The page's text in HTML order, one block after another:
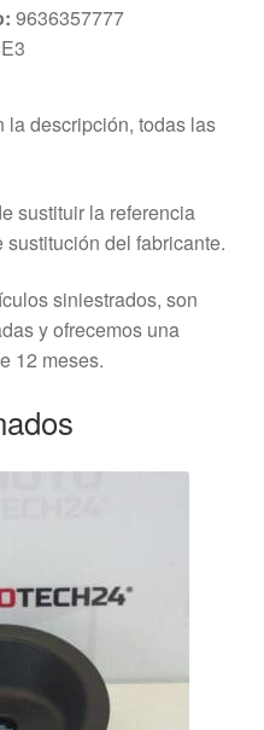
9636357777
la descripción, todas las
sustituir la referencia
del fabricante.
siniestrados, son
y ofrecemos una
12 meses.